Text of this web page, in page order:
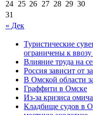
« Дек
24 25 26 27 28 29 30
31
Туристические
ограничены к
Влияние труда на
Россия зависит от
В Омской области
Граффити в Омске
Из-за кризиса
Кладбище судов в